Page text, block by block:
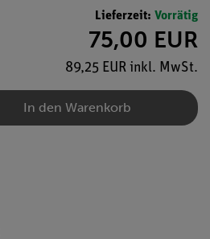
Lieferzeit: Vorrätig
75,00 EUR
89,25 EUR inkl. MwSt.
In den Warenkorb